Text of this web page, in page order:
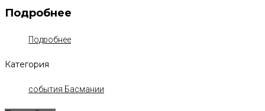
Подробнее
Подробнее
Категория
события Басмании